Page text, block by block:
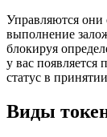
Управляются они
выполнение
блокируя
у вас появляется
статус в
Виды